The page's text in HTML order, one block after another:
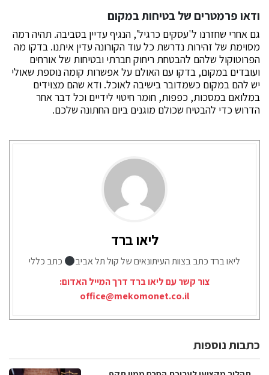
ודאו פרמטרים של בטיחות במקום
גם אחרי שחזרנו ל'עסקים כרגיל', הנגיף עדיין בסביבה. תהיה רמה
מסוימת של זהירות נדרשת כל עוד הקורונה עדין איתנו. בדקו מה
הפרוטוקול שלהם להבטחת ריחוק חברתי ובטיחות של אורחים
ועובדים במקום, בדקו עם האולם על אפשרות קומה נוספת שאולי
יש להם במקום כשמדובר בישיבה לאוכל. ודא שהם מצוידים
במלואם במסכות, כפפות, חומר חיטוי לידיים וכל דבר אחר
הדרוש כדי להבטיח שכולם מוגנים ביום החתונה שלכם.
ליאו ברד
ליאו ברד כתב בצוות העיתונאים של קול תל אביב
כתב כללי
צור קשר עם ליאו ברד דרך המייל האדום:
office@mekomonet.co.il
כתבות נוספות